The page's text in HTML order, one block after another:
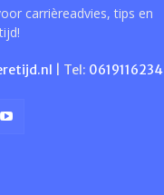
carrièreadvies, tips en
| Tel: 0619116234